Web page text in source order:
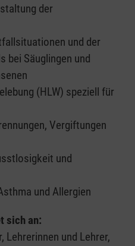
der
und der
bei Säuglingen und
(HLW) speziell für
Vergiftungen
und
und Allergien
sich an:
Lehrerinnen und Lehrer,